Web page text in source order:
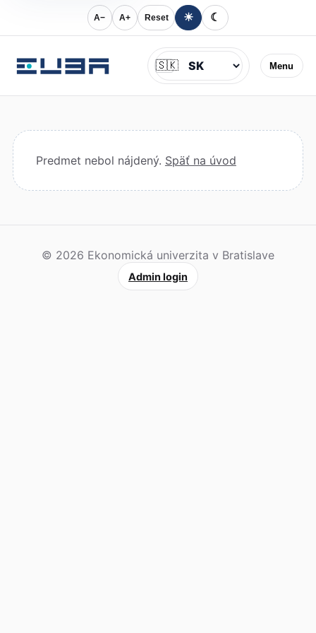
A− A+ Reset ☀ ☾
Menu
Jazyk
🇸🇰
Predmet nebol nájdený. Späť na úvod
© 2026 Ekonomická univerzita v Bratislave
Admin login